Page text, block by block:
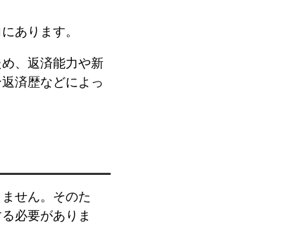
あります。
、返済能力や新
済歴などによっ
せん。そのた
必要がありま